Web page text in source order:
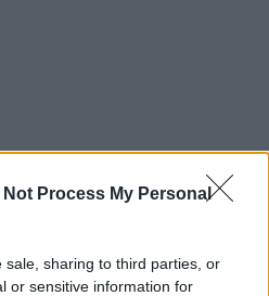
Not Process My Personal
sale, sharing to third parties, or
or sensitive information for
0,59%, στα 320,42